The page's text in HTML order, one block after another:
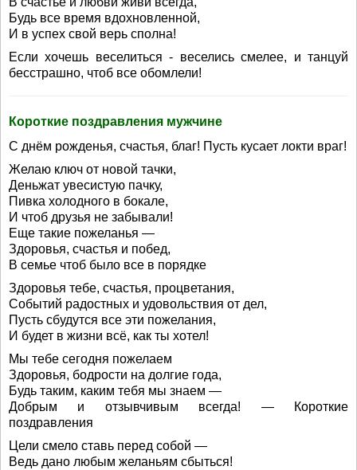
Будь все время вдохновленной,
И в успех свой верь сполна!
Если хочешь веселиться - веселись смелее, и танцуй
бесстрашно, чтоб все обомлели!
Короткие поздравления мужчине
С днём рожденья, счастья, благ! Пусть кусает локти враг!
Желаю ключ от новой тачки,
Деньжат увесистую пачку,
Пивка холодного в бокале,
И чтоб друзья не забывали!
Еще такие пожеланья —
Здоровья, счастья и побед,
В семье чтоб было все в порядке
Здоровья тебе, счастья, процветания,
Событий радостных и удовольствия от дел,
Пусть сбудутся все эти пожелания,
И будет в жизни всё, как ты хотел!
Мы тебе сегодня пожелаем
Здоровья, бодрости на долгие года,
Будь таким, каким тебя мы знаем —
Добрым и отзывчивым всегда! — Короткие
поздравления
Цели смело ставь перед собой —
Ведь дано любым желаньям сбыться!